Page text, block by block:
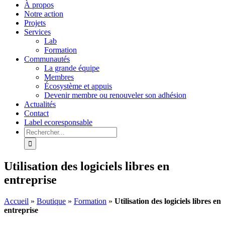
À propos
Notre action
Projets
Services
Lab
Formation
Communautés
La grande équipe
Membres
Écosystème et appuis
Devenir membre ou renouveler son adhésion
Actualités
Contact
Label ecoresponsable
Rechercher:
Utilisation des logiciels libres en
entreprise
Accueil » Boutique » Formation » Utilisation des logiciels libres en
entreprise